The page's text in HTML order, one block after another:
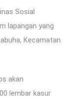
Sosial
lapangan yang
Kecamatan
akan
lembar kasur